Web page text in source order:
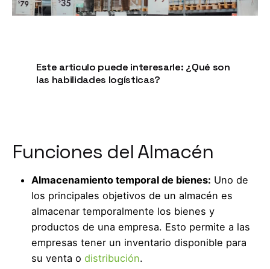
Este articulo puede interesarle: ¿Qué son
las habilidades logísticas?
Funciones del Almacén
Almacenamiento temporal de bienes: Uno de
los principales objetivos de un almacén es
almacenar temporalmente los bienes y
productos de una empresa. Esto permite a las
empresas tener un inventario disponible para
su venta o distribución.